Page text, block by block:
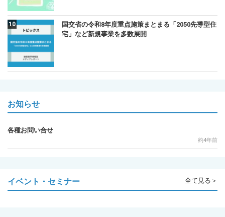
国交省の令和8年度重点施策まとまる「2050先導型住
宅」など新規事業を多数展開
お知らせ
各種お問い合せ
約4年前
イベント・セミナー 全て見る＞